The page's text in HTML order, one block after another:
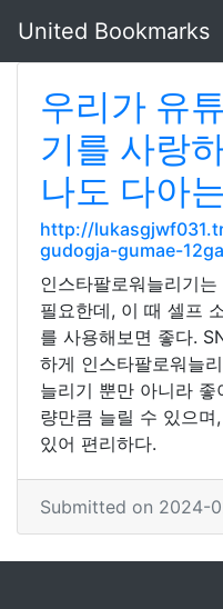
United Bookmarks
우리가 유
기를 사랑
나도 다아
http://
gudogja-gumae-
인스타팔로워늘리기
필요한데, 이 때 셀프
를 사용해보면 좋다.
하게 인스타팔로워늘
늘리기 뿐만 아니라
량만큼 늘릴 수 있으
있어 편리하다.
Submitted on 2024-